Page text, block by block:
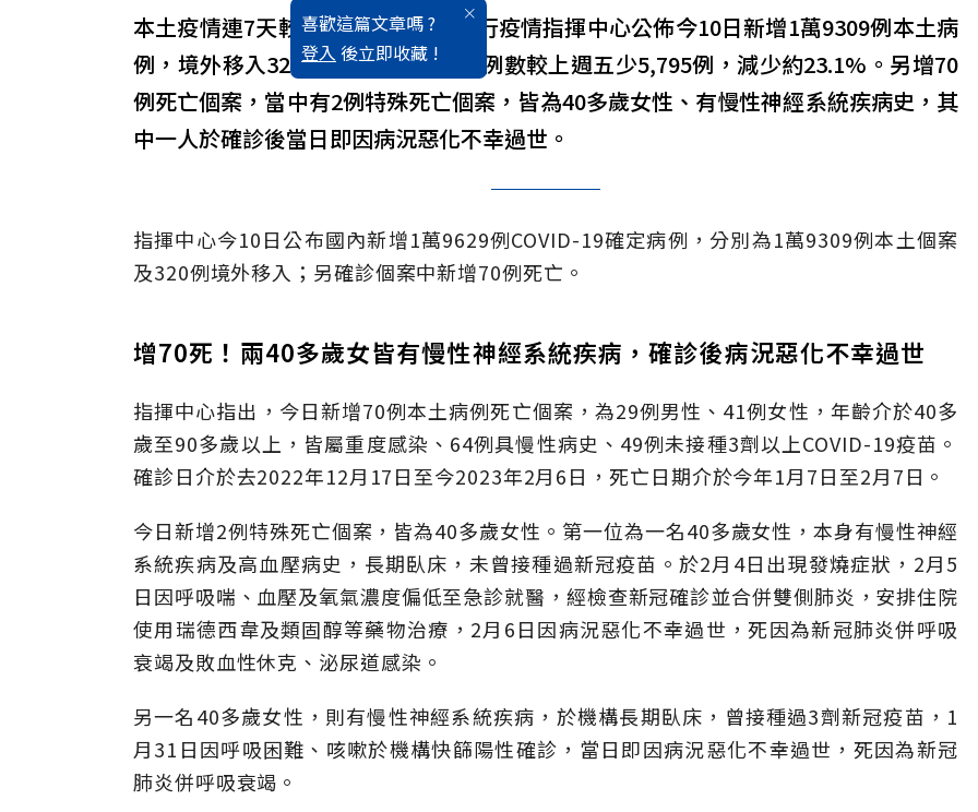
喜歡這篇文章嗎 ?
登入 後立即收藏 !
本土疫情連7天較上週下降！中央流行疫情指揮中心公佈今10日新增1萬9309例本土病
例，境外移入320例，今日新增的病例數較上週五少5,795例，減少約23.1%。另增70
例死亡個案，當中有2例特殊死亡個案，皆為40多歲女性、有慢性神經系統疾病史，其
中一人於確診後當日即因病況惡化不幸過世。
指揮中心今10日公布國內新增1萬9629例COVID-19確定病例，分別為1萬9309例本土個案
及320例境外移入；另確診個案中新增70例死亡。
增70死！兩40多歲女皆有慢性神經系統疾病，確診後病況惡化不幸過世
指揮中心指出，今日新增70例本土病例死亡個案，為29例男性、41例女性，年齡介於40多
歲至90多歲以上，皆屬重度感染、64例具慢性病史、49例未接種3劑以上COVID-19疫苗。
確診日介於去2022年12月17日至今2023年2月6日，死亡日期介於今年1月7日至2月7日。
今日新增2例特殊死亡個案，皆為40多歲女性。第一位為一名40多歲女性，本身有慢性神經
系統疾病及高血壓病史，長期臥床，未曾接種過新冠疫苗。於2月4日出現發燒症狀，2月5
日因呼吸喘、血壓及氧氣濃度偏低至急診就醫，經檢查新冠確診並合併雙側肺炎，安排住院
使用瑞德西韋及類固醇等藥物治療，2月6日因病況惡化不幸過世，死因為新冠肺炎併呼吸
衰竭及敗血性休克、泌尿道感染。
另一名40多歲女性，則有慢性神經系統疾病，於機構長期臥床，曾接種過3劑新冠疫苗，1
月31日因呼吸困難、咳嗽於機構快篩陽性確診，當日即因病況惡化不幸過世，死因為新冠
肺炎併呼吸衰竭。